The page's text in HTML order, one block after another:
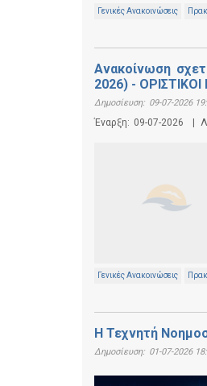
Γενικές Ανακοινώσεις
Ανακοίνωση
2026) -
Δημοσίευση: 09-07-2026
Έναρξη: 09-07-2026 |
Γενικές Ανακοινώσεις
Η Τεχνητή
Δημοσίευση: 01-07-2026